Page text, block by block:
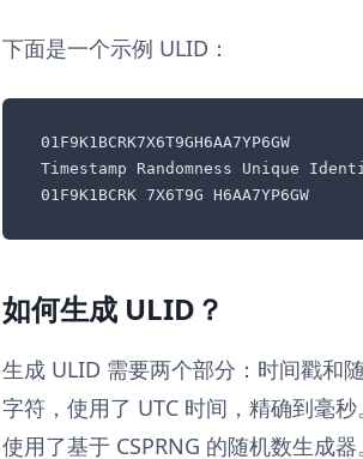
下面是一个示例 ULID：
01F9K1BCRK7X6T9GH6AA7YP6GW
Timestamp Randomness Unique
01F9K1BCRK 7X6T9G H6AA7YP6GW
如何生成 ULID？
生成 ULID 需要两个部分：时间戳和
字符，使用了 UTC 时间，精确到毫
使用了基于 CSPRNG 的随机数生成器。